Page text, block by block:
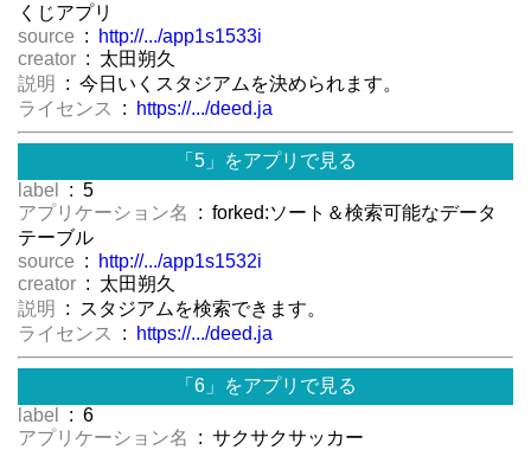
くじアプリ
source :
http://.../app1s1533i
creator : 太田朔久
説明
: 今日いくスタジアムを決められます。
ライセンス
: https://.../deed.ja
「5」をアプリで見る
label
: 5
アプリケーション名
: forked:ソート＆検索可能なデータ
テーブル
source :
http://.../app1s1532i
creator : 太田朔久
説明
: スタジアムを検索できます。
ライセンス
: https://.../deed.ja
「6」をアプリで見る
label
: 6
アプリケーション名
: サクサクサッカー